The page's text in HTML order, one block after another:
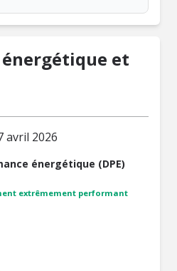
et
avril 2026
énergétique (DPE)
extrêmement performant